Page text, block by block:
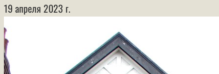
19 апреля 2023 г.